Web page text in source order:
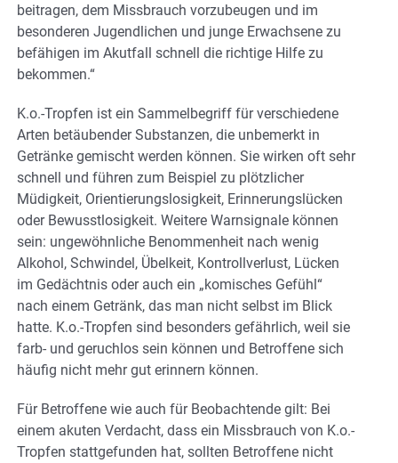
beitragen, dem Missbrauch vorzubeugen und im
besonderen Jugendlichen und junge Erwachsene zu
befähigen im Akutfall schnell die richtige Hilfe zu
bekommen.“
K.o.-Tropfen ist ein Sammelbegriff für verschiedene
Arten betäubender Substanzen, die unbemerkt in
Getränke gemischt werden können. Sie wirken oft sehr
schnell und führen zum Beispiel zu plötzlicher
Müdigkeit, Orientierungslosigkeit, Erinnerungslücken
oder Bewusstlosigkeit. Weitere Warnsignale können
sein: ungewöhnliche Benommenheit nach wenig
Alkohol, Schwindel, Übelkeit, Kontrollverlust, Lücken
im Gedächtnis oder auch ein „komisches Gefühl“
nach einem Getränk, das man nicht selbst im Blick
hatte. K.o.-Tropfen sind besonders gefährlich, weil sie
farb- und geruchlos sein können und Betroffene sich
häufig nicht mehr gut erinnern können.
Für Betroffene wie auch für Beobachtende gilt: Bei
einem akuten Verdacht, dass ein Missbrauch von K.o.-
Tropfen stattgefunden hat, sollten Betroffene nicht